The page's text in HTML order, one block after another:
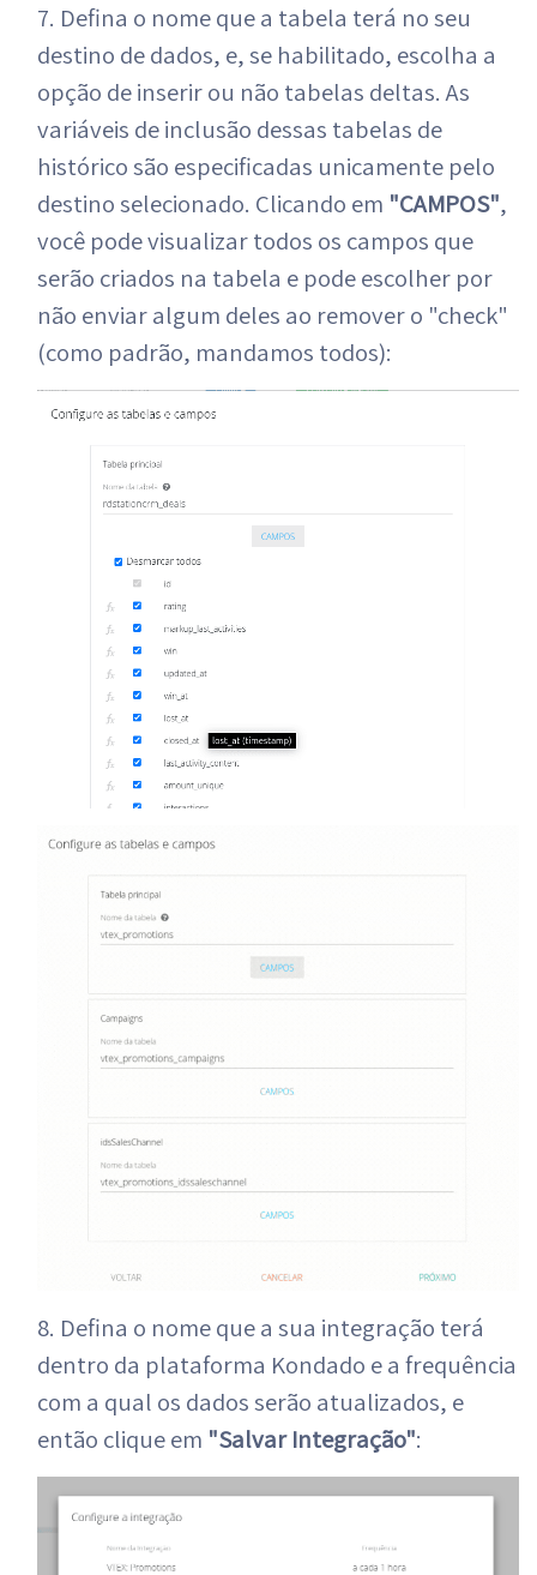
7. Defina o nome que a tabela terá no seu
destino de dados, e, se habilitado, escolha a
opção de inserir ou não tabelas deltas. As
variáveis de inclusão dessas tabelas de
histórico são especificadas unicamente pelo
destino selecionado. Clicando em "CAMPOS",
você pode visualizar todos os campos que
serão criados na tabela e pode escolher por
não enviar algum deles ao remover o "check"
(como padrão, mandamos todos):
8. Defina o nome que a sua integração terá
dentro da plataforma Kondado e a frequência
com a qual os dados serão atualizados, e
então clique em "Salvar Integração":